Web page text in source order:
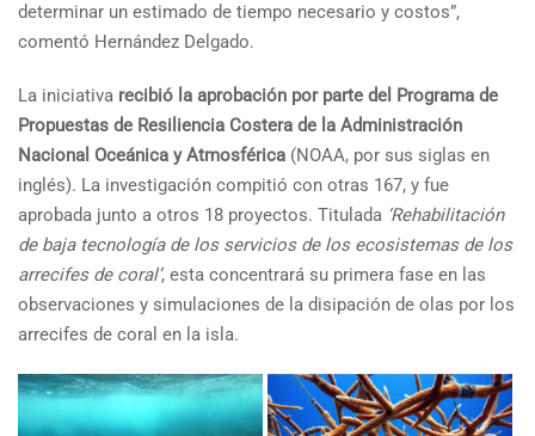
determinar un estimado de tiempo necesario y costos”,
comentó Hernández Delgado.
La iniciativa recibió la aprobación por parte del Programa de
Propuestas de Resiliencia Costera de la Administración
Nacional Oceánica y Atmosférica (NOAA, por sus siglas en
inglés). La investigación compitió con otras 167, y fue
aprobada junto a otros 18 proyectos. Titulada ‘Rehabilitación
de baja tecnología de los servicios de los ecosistemas de los
arrecifes de coral’, esta concentrará su primera fase en las
observaciones y simulaciones de la disipación de olas por los
arrecifes de coral en la isla.